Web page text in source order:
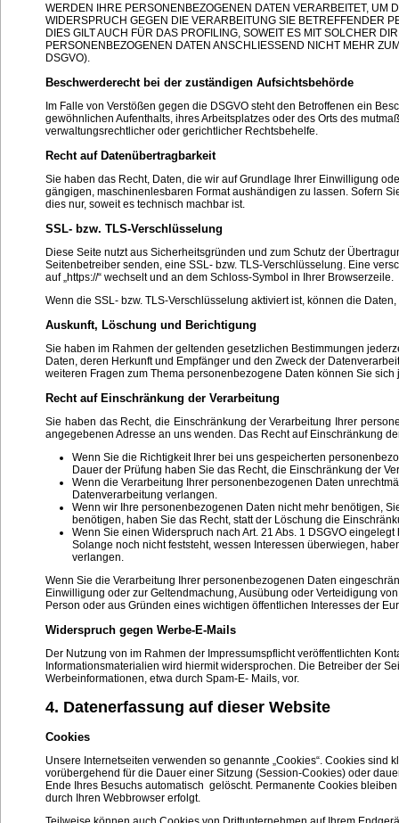
WERDEN IHRE PERSONENBEZOGENEN DATEN VERARBEITET, UM
WIDERSPRUCH GEGEN DIE VERARBEITUNG SIE BETREFFENDER
DIES GILT AUCH FÜR DAS PROFILING, SOWEIT ES MIT SOLCHER
PERSONENBEZOGENEN DATEN ANSCHLIESSEND NICHT MEHR
DSGVO).
Beschwerderecht bei der zuständigen Aufsichtsbehörde
Im Falle von Verstößen gegen die DSGVO steht den Betroffenen ein
gewöhnlichen Aufenthalts, ihres Arbeitsplatzes oder des Orts des
verwaltungsrechtlicher oder gerichtlicher Rechtsbehelfe.
Recht auf Datenübertragbarkeit
Sie haben das Recht, Daten, die wir auf Grundlage Ihrer Einwilligung
gängigen, maschinenlesbaren Format aushändigen zu lassen. Sofern
dies nur, soweit es technisch machbar ist.
SSL- bzw. TLS-Verschlüsselung
Diese Seite nutzt aus Sicherheitsgründen und zum Schutz der
Seitenbetreiber senden, eine SSL- bzw. TLS-Verschlüsselung. Eine
auf „https://“ wechselt und an dem Schloss-Symbol in Ihrer Browserzeile.
Wenn die SSL- bzw. TLS-Verschlüsselung aktiviert ist, können die
Auskunft, Löschung und Berichtigung
Sie haben im Rahmen der geltenden gesetzlichen Bestimmungen
Daten, deren Herkunft und Empfänger und den Zweck der
weiteren Fragen zum Thema personenbezogene Daten können Sie
Recht auf Einschränkung der Verarbeitung
Sie haben das Recht, die Einschränkung der Verarbeitung Ihrer
angegebenen Adresse an uns wenden. Das Recht auf Einschränkung
Wenn Sie die Richtigkeit Ihrer bei uns gespeicherten
Dauer der Prüfung haben Sie das Recht, die Einschränkung der
Wenn die Verarbeitung Ihrer personenbezogenen Daten
Datenverarbeitung verlangen.
Wenn wir Ihre personenbezogenen Daten nicht mehr benötigen,
benötigen, haben Sie das Recht, statt der Löschung die
Wenn Sie einen Widerspruch nach Art. 21 Abs. 1 DSGVO
Solange noch nicht feststeht, wessen Interessen überwiegen,
verlangen.
Wenn Sie die Verarbeitung Ihrer personenbezogenen Daten
Einwilligung oder zur Geltendmachung, Ausübung oder Verteidigung
Person oder aus Gründen eines wichtigen öffentlichen Interesses der
Widerspruch gegen Werbe-E-Mails
Der Nutzung von im Rahmen der Impressumspflicht veröffentlichten
Informationsmaterialien wird hiermit widersprochen. Die Betreiber der
Werbeinformationen, etwa durch Spam-E- Mails, vor.
4. Datenerfassung auf dieser Website
Cookies
Unsere Internetseiten verwenden so genannte „Cookies“. Cookies
vorübergehend für die Dauer einer Sitzung (Session-Cookies) oder
Ende Ihres Besuchs automatisch gelöscht. Permanente Cookies
durch Ihren Webbrowser erfolgt.